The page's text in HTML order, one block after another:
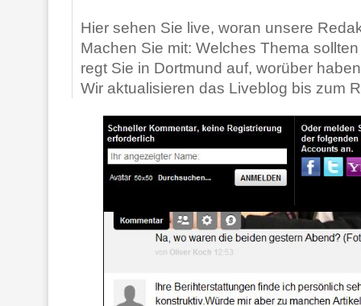
Hier sehen Sie live, woran unsere
Machen Sie mit: Welches Thema
regt Sie in Dortmund auf, worüber
Wir aktualisieren das Liveblog bis zum